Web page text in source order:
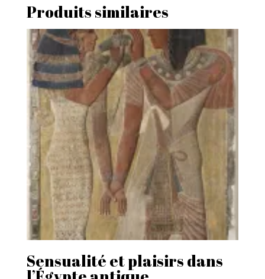
Produits similaires
Sensualité et plaisirs dans